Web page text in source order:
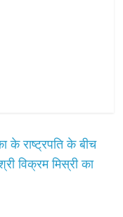
के राष्ट्रपति के बीच
विक्रम मिस्री का